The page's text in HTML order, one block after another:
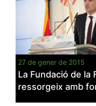
27 de gener de 2015
La Fundació de la
ressorgeix amb